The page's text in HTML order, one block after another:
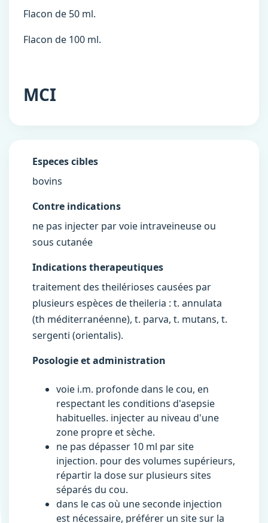
Flacon de 50 ml.
Flacon de 100 ml.
MCI
Especes cibles
bovins
Contre indications
ne pas injecter par voie intraveineuse ou
sous cutanée
Indications therapeutiques
traitement des theilérioses causées par
plusieurs espèces de theileria : t. annulata
(th méditerranéenne), t. parva, t. mutans, t.
sergenti (orientalis).
Posologie et administration
voie i.m. profonde dans le cou, en
respectant les conditions d'asepsie
habituelles. injecter au niveau d'une
zone propre et sèche.
ne pas dépasser 10 ml par site
injection. pour des volumes supérieurs,
répartir la dose sur plusieurs sites
séparés du cou.
dans le cas où une seconde injection
est nécessaire, préférer un site sur la